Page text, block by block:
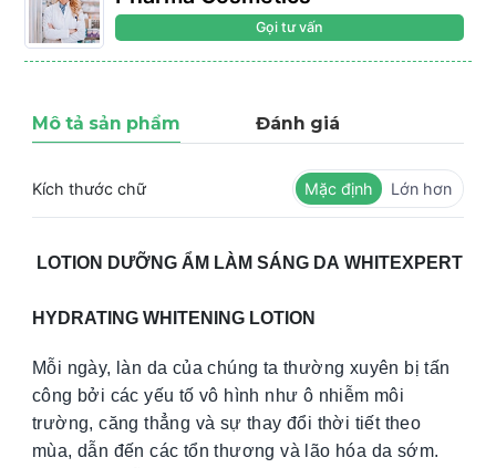
Gọi tư vấn
Mô tả sản phẩm Đánh giá
Kích thước chữ Mặc định Lớn hơn
LOTION DƯỠNG ẨM LÀM SÁNG DA WHITEXPERT
HYDRATING WHITENING LOTION
Mỗi ngày, làn da của chúng ta thường xuyên bị tấn
công bởi các yếu tố vô hình như ô nhiễm môi
trường, căng thẳng và sự thay đổi thời tiết theo
mùa, dẫn đến các tổn thương và lão hóa da sớm.